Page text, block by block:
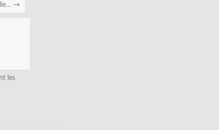
→
les